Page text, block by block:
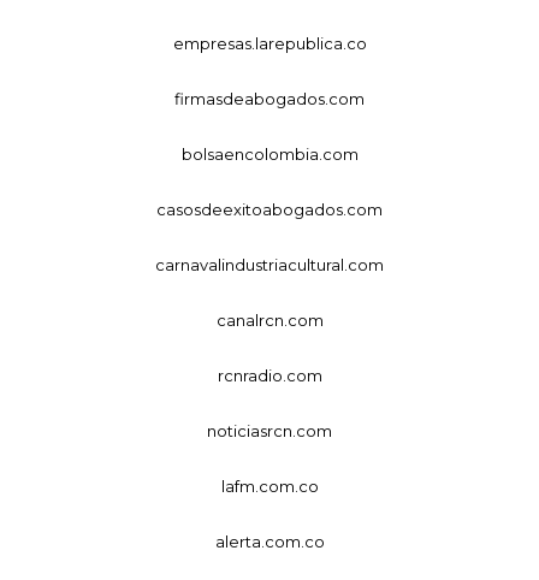
empresas.larepublica.co
firmasdeabogados.com
bolsaencolombia.com
casosdeexitoabogados.com
carnavalindustriacultural.com
canalrcn.com
rcnradio.com
noticiasrcn.com
lafm.com.co
alerta.com.co